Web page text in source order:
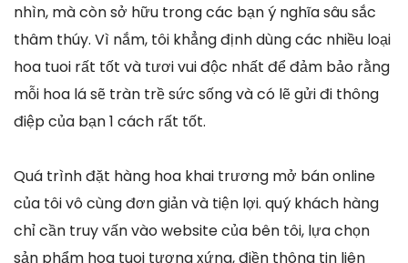
nhìn, mà còn sở hữu trong các bạn ý nghĩa sâu sắc
thâm thúy. Vì nắm, tôi khẳng định dùng các nhiều loại
hoa tuoi rất tốt và tươi vui độc nhất để đảm bảo rằng
mỗi hoa lá sẽ tràn trề sức sống và có lẽ gửi đi thông
điệp của bạn 1 cách rất tốt.
Quá trình đặt hàng hoa khai trương mở bán online
của tôi vô cùng đơn giản và tiện lợi. quý khách hàng
chỉ cần truy vấn vào website của bên tôi, lựa chọn
sản phẩm hoa tuoi tương xứng, điền thông tin liên